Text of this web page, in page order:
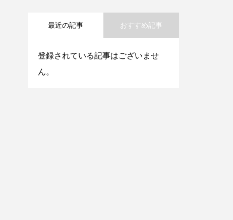
最近の記事 おすすめ記事
登録されている記事はございませ
ん。